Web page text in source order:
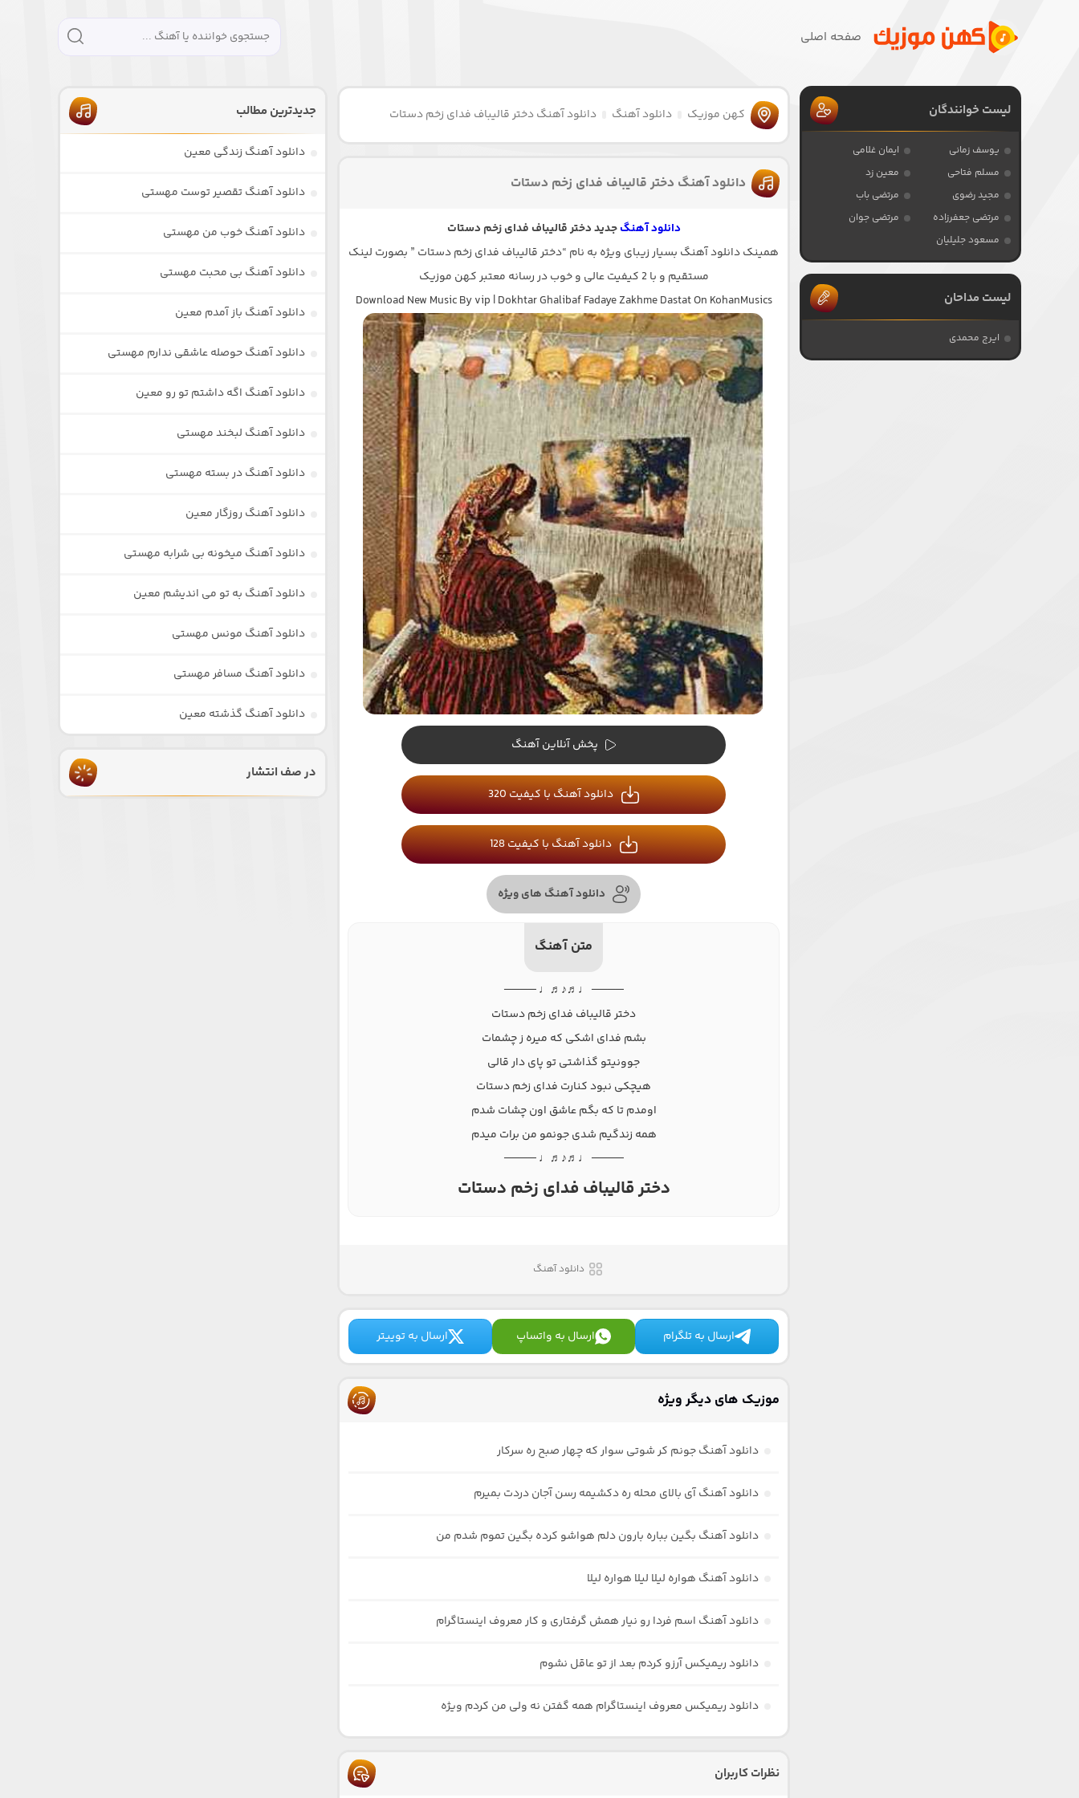
صفحه اصلی
کهن موزیک دانلود آهنگ دانلود آهنگ دختر قالیباف فدای زخم دستات
دانلود آهنگ دختر قالیباف فدای زخم دستات
دانلود آهنگجدید دختر قالیباف فدای زخم دستات
همینک دانلود آهنگ بسیار زیبای ویژه به نام “دختر قالیباف فدای زخم دستات ” بصورت لینک
مستقیم و با 2 کیفیت عالی و خوب در رسانه معتبر کهن موزیک
Download New Music By vip | Dokhtar Ghalibaf Fadaye Zakhme Dastat On KohanMusics
پخش آنلاین آهنگ
دانلود آهنگ با کیفیت 320
دانلود آهنگ با کیفیت 128
دانلود آهنگ های ویژه
متن آهنگ
──── ♩♬♪♬♩ ────
دختر قالیباف فدای زخم دستات
بشم فدای اشکی که میره ز چشمات
جوونیتو گذاشتی تو پای دار قالی
هیچکی نبود کنارت فدای زخم دستات
اومدم تا که بگم عاشق اون چشات شدم
همه زندگیم شدی جونمو من برات میدم
──── ♩♬♪♬♩ ────
دختر قالیباف فدای زخم دستات
دانلود آهنگ
ارسال به تلگرام ارسال به واتساپ ارسال به توییتر
موزیک های دیگر ویژه
دانلود آهنگ جونم کر شوتی سوار که چهار صبح ره سرکار
دانلود آهنگ آی بالای محله ره دکشیمه رسن آجان دردت بمیرم
دانلود آهنگ بگین بباره بارون دلم هواشو کرده بگین تموم شدم من
دانلود آهنگ هواره لیلا لیلا هواره لیلا
دانلود آهنگ اسم فردا رو نیار همش گرفتاری و کار معروف اینستاگرام
دانلود ریمیکس آرزو کردم بعد از تو عاقل نشوم
دانلود ریمیکس معروف اینستاگرام همه گفتن نه ولی من کردم ویژه
نظرات کاربران
لیست خوانندگان
یوسف زمانی
ایمان غلامی
مسلم فتاحی
معین زد
مجید رضوی
مرتضی باب
مرتضی جعفرزاده
مرتضی جوان
مسعود جلیلیان
لیست مداحان
ایرج محمدی
جدیدترین مطالب
دانلود آهنگ زندگی معین
دانلود آهنگ تقصیر توست مهستی
دانلود آهنگ خوب من مهستی
دانلود آهنگ بی محبت مهستی
دانلود آهنگ باز آمدم معین
دانلود آهنگ حوصله عاشقی ندارم مهستی
دانلود آهنگ اگه داشتم تو رو معین
دانلود آهنگ لبخند مهستی
دانلود آهنگ در بسته مهستی
دانلود آهنگ روزگار معین
دانلود آهنگ میخونه بی شرابه مهستی
دانلود آهنگ به تو می اندیشم معین
دانلود آهنگ مونس مهستی
دانلود آهنگ مسافر مهستی
دانلود آهنگ گذشته معین
در صف انتشار